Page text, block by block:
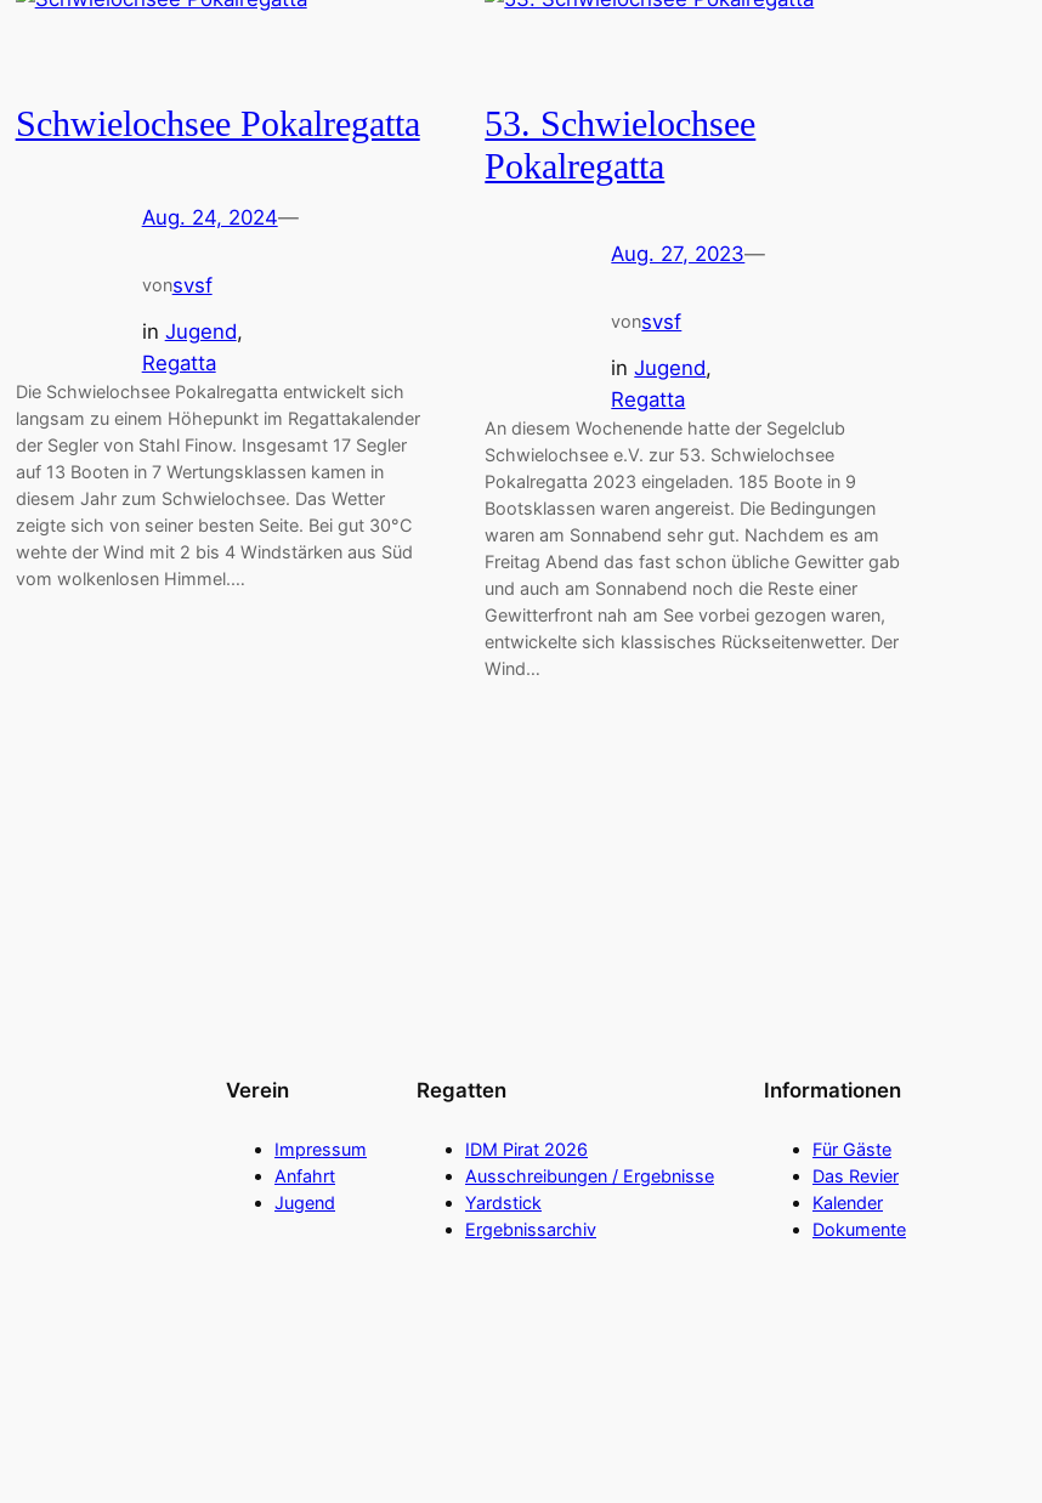
Schwielochsee Pokalregatta
Aug. 24, 2024—
vonsvsf
in Jugend
Regatta
Die Schwielochsee Pokalregatta entwickelt sich
langsam zu einem Höhepunkt im Regattakalender
der Segler von Stahl Finow. Insgesamt 17 Segler
auf 13 Booten in 7 Wertungsklassen kamen in
diesem Jahr zum Schwielochsee. Das Wetter
zeigte sich von seiner besten Seite. Bei gut 30°C
wehte der Wind mit 2 bis 4 Windstärken aus Süd
vom wolkenlosen Himmel.…
53. Schwielochsee
Pokalregatta
Aug. 27, 2023—
vonsvsf
inJugend
Regatta
An diesem Wochenende hatte der Segelclub
Schwielochsee e.V. zur 53. Schwielochsee
Pokalregatta 2023 eingeladen. 185 Boote in 9
Bootsklassen waren angereist. Die Bedingungen
waren am Sonnabend sehr gut. Nachdem es am
Freitag Abend das fast schon übliche Gewitter gab
und auch am Sonnabend noch die Reste einer
Gewitterfront nah am See vorbei gezogen waren,
entwickelte sich klassisches Rückseitenwetter. Der
Wind…
Verein
Impressum
Anfahrt
Jugend
Regatten
IDM Pirat 2026
Ausschreibungen / Ergebnisse
Yardstick
Ergebnissarchiv
Informationen
Für Gäste
Das Revier
Kalender
Dokumente